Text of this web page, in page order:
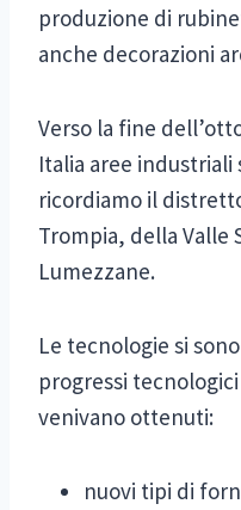
produzione di
anche decorazioni
Verso la fine
Italia aree
ricordiamo il
Trompia, della Valle
Lumezzane.
Le tecnologie si
progressi
venivano ottenuti:
nuovi tipi di